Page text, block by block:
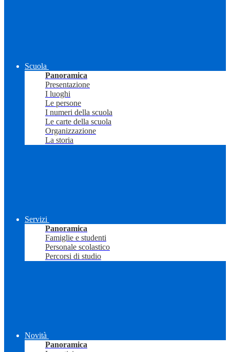
Scuola
Panoramica
Presentazione
I luoghi
Le persone
I numeri della scuola
Le carte della scuola
Organizzazione
La storia
Servizi
Panoramica
Famiglie e studenti
Personale scolastico
Percorsi di studio
Novità
Panoramica